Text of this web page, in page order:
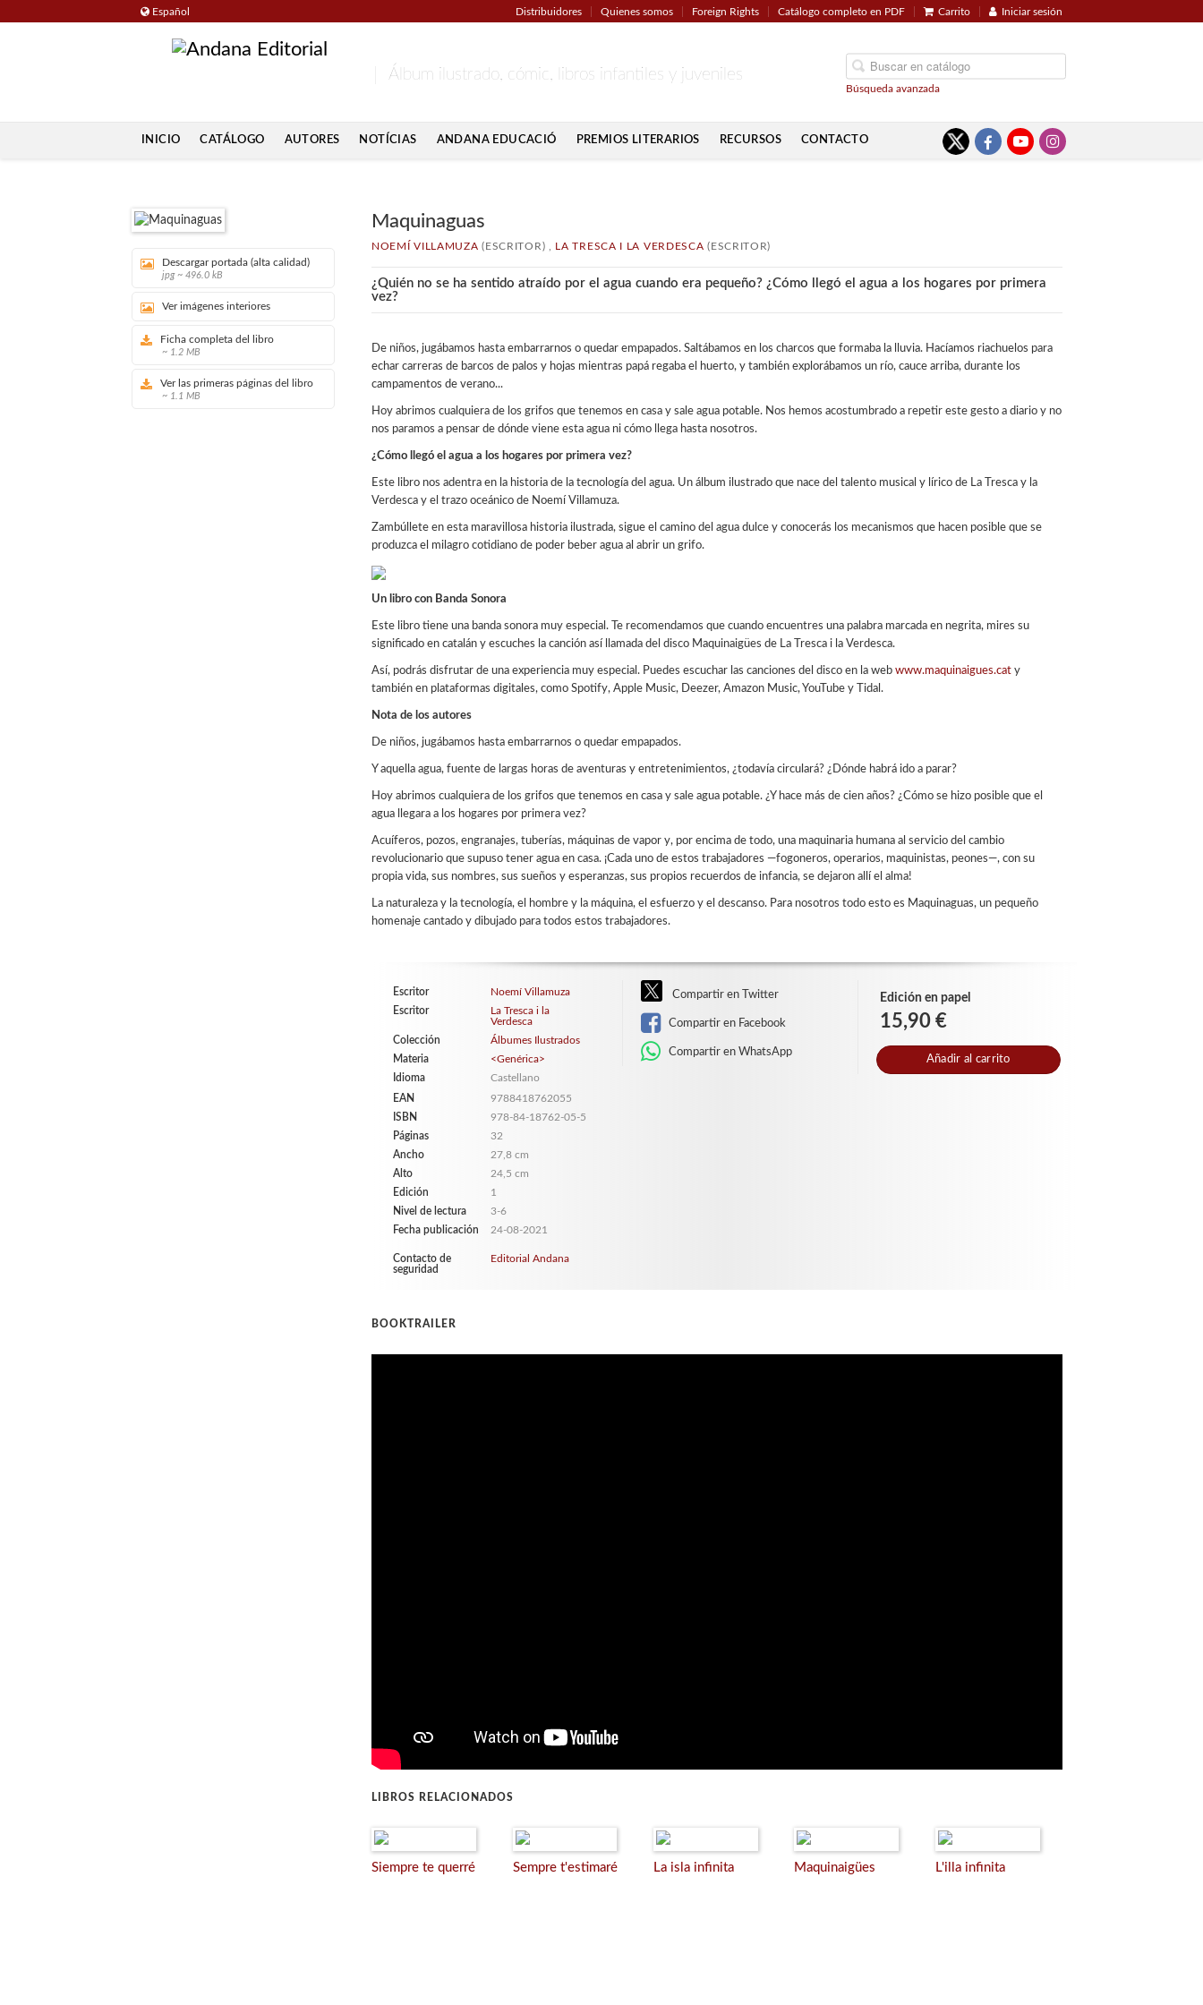
Español Distribuidores Quienes somos Foreign Rights Catálogo completo en PDF Carrito Iniciar sesión
Álbum ilustrado, cómic, libros infantiles y juveniles
Búsqueda avanzada
INICIO CATÁLOGO AUTORES NOTÍCIAS ANDANA EDUCACIÓ PREMIOS LITERARIOS RECURSOS CONTACTO
Descargar portada (alta calidad)
jpg ~ 496.0 kB
Ver imágenes interiores
Ficha completa del libro
~ 1.2 MB
Ver las primeras páginas del libro
~ 1.1 MB
Maquinaguas
NOEMÍ VILLAMUZA (ESCRITOR) , LA TRESCA I LA VERDESCA (ESCRITOR)
¿Quién no se ha sentido atraído por el agua cuando era pequeño? ¿Cómo llegó el agua a los hogares por primera
vez?
De niños, jugábamos hasta embarrarnos o quedar empapados. Saltábamos en los charcos que formaba la lluvia. Hacíamos riachuelos para
echar carreras de barcos de palos y hojas mientras papá regaba el huerto, y también explorábamos un río, cauce arriba, durante los
campamentos de verano...
Hoy abrimos cualquiera de los grifos que tenemos en casa y sale agua potable. Nos hemos acostumbrado a repetir este gesto a diario y no
nos paramos a pensar de dónde viene esta agua ni cómo llega hasta nosotros.
¿Cómo llegó el agua a los hogares por primera vez?
Este libro nos adentra en la historia de la tecnología del agua. Un álbum ilustrado que nace del talento musical y lírico de La Tresca y la
Verdesca y el trazo oceánico de Noemí Villamuza.
Zambúllete en esta maravillosa historia ilustrada, sigue el camino del agua dulce y conocerás los mecanismos que hacen posible que se
produzca el milagro cotidiano de poder beber agua al abrir un grifo.
Un libro con Banda Sonora
Este libro tiene una banda sonora muy especial. Te recomendamos que cuando encuentres una palabra marcada en negrita, mires su
significado en catalán y escuches la canción así llamada del disco Maquinaigües de La Tresca i la Verdesca.
Así, podrás disfrutar de una experiencia muy especial. Puedes escuchar las canciones del disco en la webwww.maquinaigues.cat y
también en plataformas digitales, como Spotify, Apple Music, Deezer, Amazon Music, YouTube y Tidal.
Nota de los autores
De niños, jugábamos hasta embarrarnos o quedar empapados.
Y aquella agua, fuente de largas horas de aventuras y entretenimientos, ¿todavía circulará? ¿Dónde habrá ido a parar?
Hoy abrimos cualquiera de los grifos que tenemos en casa y sale agua potable. ¿Y hace más de cien años? ¿Cómo se hizo posible que el
agua llegara a los hogares por primera vez?
Acuíferos, pozos, engranajes, tuberías, máquinas de vapor y, por encima de todo, una maquinaria humana al servicio del cambio
revolucionario que supuso tener agua en casa. ¡Cada uno de estos trabajadores —fogoneros, operarios, maquinistas, peones—, con su
propia vida, sus nombres, sus sueños y esperanzas, sus propios recuerdos de infancia, se dejaron allí el alma!
La naturaleza y la tecnología, el hombre y la máquina, el esfuerzo y el descanso. Para nosotros todo esto es Maquinaguas, un pequeño
homenaje cantado y dibujado para todos estos trabajadores.
Escritor
Noemí Villamuza
Escritor
La Tresca i la
Verdesca
Colección
Álbumes Ilustrados
Materia
<Genérica>
Idioma
Castellano
EAN
9788418762055
ISBN
978-84-18762-05-5
Páginas
32
Ancho
27,8 cm
Alto
24,5 cm
Edición
1
Nivel de lectura
3-6
Fecha publicación
24-08-2021
Contacto de
seguridad
Editorial Andana
Compartir en Twitter
Compartir en Facebook
Compartir en WhatsApp
Edición en papel
15,90 €
Añadir al carrito
BOOKTRAILER
LIBROS RELACIONADOS
Siempre te querré Sempre t'estimaré La isla infinita Maquinaigües L'illa infinita